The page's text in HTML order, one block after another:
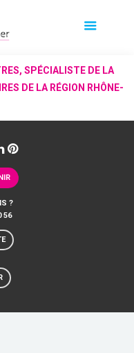
SPÉCIALISTE DE LA
DE LA RÉGION RHÔNE-
?
56